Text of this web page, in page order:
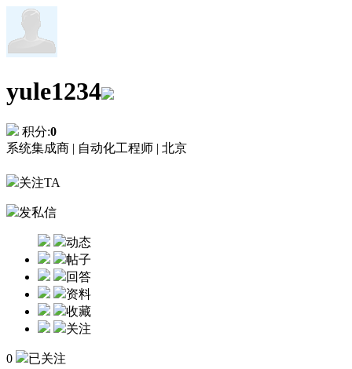
yule1234
积分:0
系统集成商 | 自动化工程师 | 北京
关注TA
发私信
动态
帖子
回答
资料
收藏
关注
0 已关注